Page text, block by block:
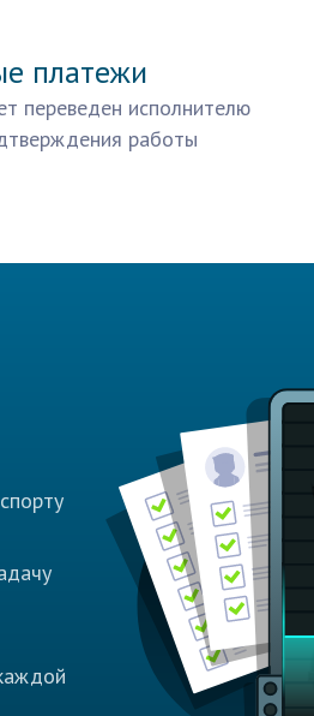
платежи
переведен исполнителю
работы